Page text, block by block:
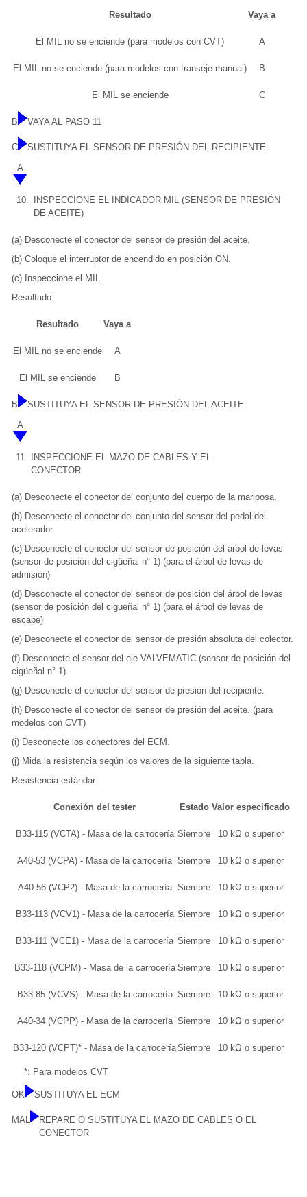
Resultado Vaya a
El MIL no se enciende (para modelos con CVT) A
El MIL no se enciende (para modelos con transeje manual) B
El MIL se enciende C
B VAYA AL PASO 11
C
SUSTITUYA EL SENSOR DE PRESIÓN DEL RECIPIENTE
A
10.
INSPECCIONE EL INDICADOR MIL (SENSOR DE PRESIÓN
DE ACEITE)
(a) Desconecte el conector del sensor de presión del aceite.
(b) Coloque el interruptor de encendido en posición ON.
(c) Inspeccione el MIL.
Resultado:
Resultado Vaya a
El MIL no se enciende A
El MIL se enciende B
B
SUSTITUYA EL SENSOR DE PRESIÓN DEL ACEITE
A
11.
INSPECCIONE EL MAZO DE CABLES Y EL
CONECTOR
(a) Desconecte el conector del conjunto del cuerpo de la mariposa.
(b) Desconecte el conector del conjunto del sensor del pedal del
acelerador.
(c) Desconecte el conector del sensor de posición del árbol de levas
(sensor de posición del cigüeñal n° 1) (para el árbol de levas de
admisión)
(d) Desconecte el conector del sensor de posición del árbol de levas
(sensor de posición del cigüeñal n° 1) (para el árbol de levas de
escape)
(e) Desconecte el conector del sensor de presión absoluta del colector.
(f) Desconecte el sensor del eje VALVEMATIC (sensor de posición del
cigüeñal n° 1).
(g) Desconecte el conector del sensor de presión del recipiente.
(h) Desconecte el conector del sensor de presión del aceite. (para
modelos con CVT)
(i) Desconecte los conectores del ECM.
(j) Mida la resistencia según los valores de la siguiente tabla.
Resistencia estándar:
Conexión del tester Estado Valor especificado
B33-115 (VCTA) - Masa de la carrocería Siempre 10 kΩ o superior
A40-53 (VCPA) - Masa de la carrocería Siempre 10 kΩ o superior
A40-56 (VCP2) - Masa de la carrocería Siempre 10 kΩ o superior
B33-113 (VCV1) - Masa de la carrocería Siempre 10 kΩ o superior
B33-111 (VCE1) - Masa de la carrocería Siempre 10 kΩ o superior
B33-118 (VCPM) - Masa de la carrocería Siempre 10 kΩ o superior
B33-85 (VCVS) - Masa de la carrocería Siempre 10 kΩ o superior
A40-34 (VCPP) - Masa de la carrocería Siempre 10 kΩ o superior
B33-120 (VCPT)* - Masa de la carroceríaSiempre 10 kΩ o superior
*: Para modelos CVT
OK SUSTITUYA EL ECM
MAL
REPARE O SUSTITUYA EL MAZO DE CABLES O EL
CONECTOR